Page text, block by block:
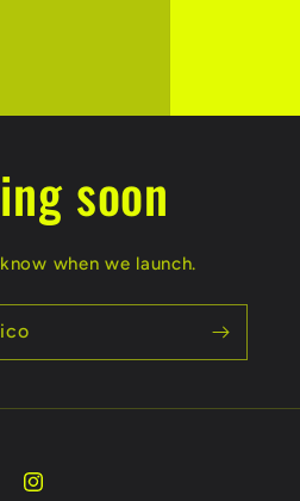
soon
when we launch.
Instagram